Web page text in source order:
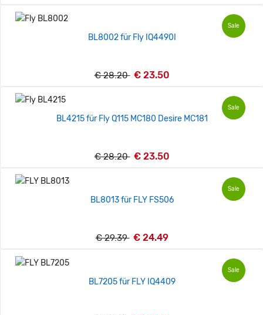
Sale
BL8002 für Fly IQ4490I
€ 28.20 € 23.50
Sale
BL4215 für Fly Q115 MC180 Desire MC181
€ 28.20 € 23.50
Sale
BL8013 für FLY FS506
€ 29.39 € 24.49
Sale
BL7205 für FLY IQ4409